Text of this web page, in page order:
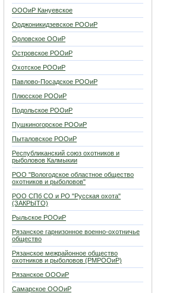
ОООиР Кануевское
Орджоникидзевское РООиР
Орловское ООиР
Островское РООиР
Охотское РООиР
Павлово-Посадское РООиР
Плюсское РООиР
Подольское РООиР
Пушкиногорское РООиР
Пыталовское РООиР
Республиканский союз охотников и
рыболовов Калмыкии
РОО "Вологодское областное общество
охотников и рыболовов"
РОО СПб СО и РО "Русская охота"
(ЗАКРЫТО)
Рыльское РООиР
Рязанское гарнизонное военно-охотничье
общество
Рязанское межрайонное общество
охотников и рыболовов (РМРООиР)
Рязанское ОООиР
Самарское ОООиР